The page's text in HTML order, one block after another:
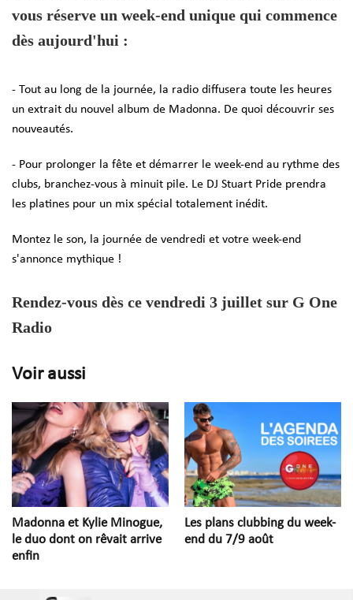
vous réserve un week-end unique qui commence
dès aujourd'hui :
- Tout au long de la journée, la radio diffusera toute les heures
un extrait du nouvel album de Madonna. De quoi découvrir ses
nouveautés.
- Pour prolonger la fête et démarrer le week-end au rythme des
clubs, branchez-vous à minuit pile. Le DJ Stuart Pride prendra
les platines pour un mix spécial totalement inédit.
Montez le son, la journée de vendredi et votre week-end
s'annonce mythique !
Rendez-vous dès ce vendredi 3 juillet sur G One
Radio
Voir aussi
Madonna et Kylie Minogue,
le duo dont on rêvait arrive
enfin
Les plans clubbing du week-
end du 7/9 août